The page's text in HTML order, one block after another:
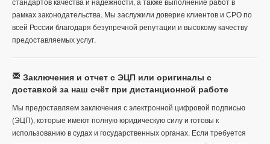
рамках законодательства. Мы заслужили доверие клиентов и СРО по
всей России благодаря безупречной репутации и высокому качеству
предоставляемых услуг.
Заключения и отчет с ЭЦП или оригиналы с
доставкой за наш счёт при дистанционной работе
Мы предоставляем заключения с электронной цифровой подписью
(ЭЦП), которые имеют полную юридическую силу и готовы к
использованию в судах и государственных органах. Если требуется